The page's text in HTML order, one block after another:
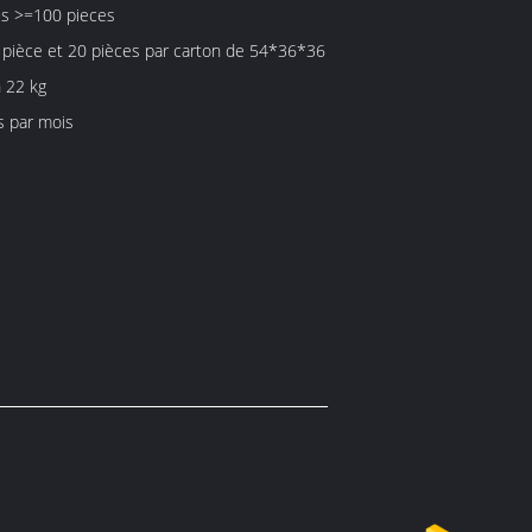
>=100 pieces
pièce et 20 pièces par carton de 54*36*36
22 kg
par mois